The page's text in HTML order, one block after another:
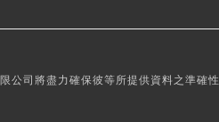
公司將盡力確保彼等所提供資料之準確